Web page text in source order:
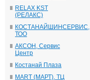
RELAX KST
(РЕЛАКС)
КОСТАНАЙШИНСЕРВИС,
ТОО
АКСОН, Сервис
Центр
Костанай Плаза
MART (МАРТ), ТЦ